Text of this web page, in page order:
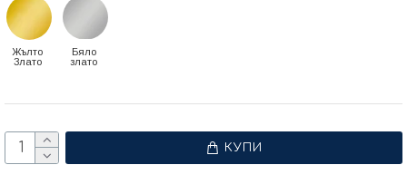
Жълто
Злато
Бяло
злато
КУПИ